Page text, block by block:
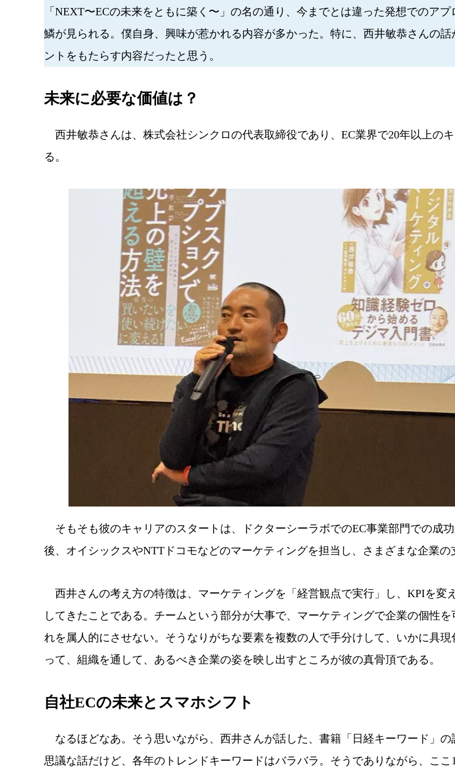
「NEXT〜ECの未来をともに築く〜」の名の通り、今までとは違った発想でのア
鱗が見られる。僕自身、興味が惹かれる内容が多かった。特に、西井敏恭さんの話
ントをもたらす内容だったと思う。
未来に必要な価値は？
西井敏恭さんは、株式会社シンクロの代表取締役であり、EC業界で20年以上の
る。
そもそも彼のキャリアのスタートは、ドクターシーラボでのEC事業部門での成
後、オイシックスやNTTドコモなどのマーケティングを担当し、さまざまな企業の
西井さんの考え方の特徴は、マーケティングを「経営観点で実行」し、KPIを変
してきたことである。チームという部分が大事で、マーケティングで企業の個性
れを属人的にさせない。そうなりがちな要素を複数の人で手分けして、いかに具
って、組織を通して、あるべき企業の姿を映し出すところが彼の真骨頂である。
自社ECの未来とスマホシフト
なるほどなあ。そう思いながら、西井さんが話した、書籍「日経キーワード」の
思議な話だけど、各年のトレンドキーワードはバラバラ。そうでありながら、ここ